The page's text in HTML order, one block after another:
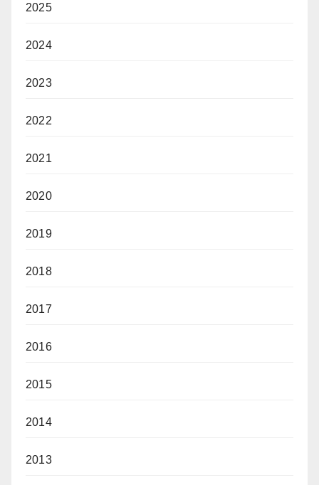
2025
2024
2023
2022
2021
2020
2019
2018
2017
2016
2015
2014
2013